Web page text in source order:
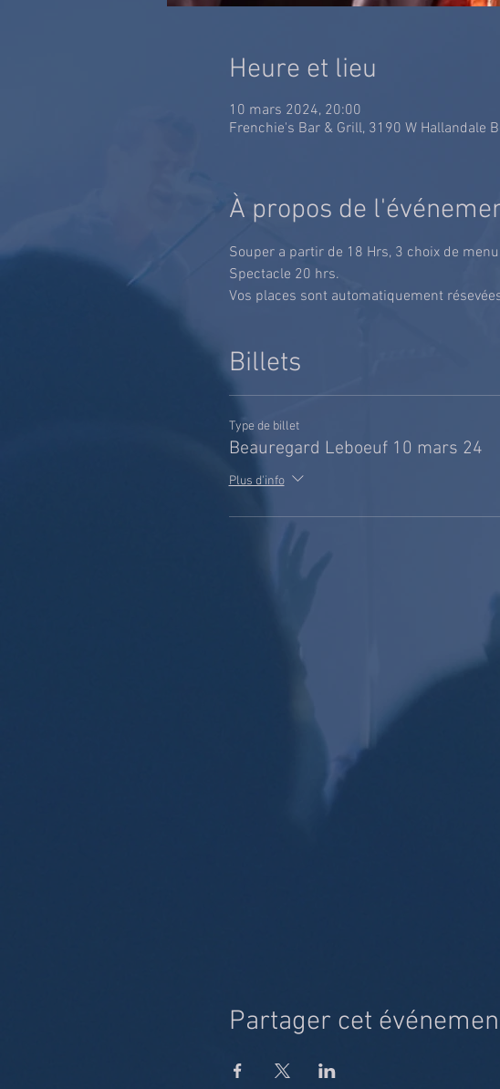
Heure et lieu
10 mars 2024, 20:00
Frenchie's Bar & Grill, 3190 W Hallandale
À propos de
Souper a partir de 18 Hrs, 3 choix de
Spectacle 20 hrs.
Vos places sont automatiquement
Billets
Type de billet
Beauregard Leboeuf 10 mars 24
Plus d'info
Partager cet